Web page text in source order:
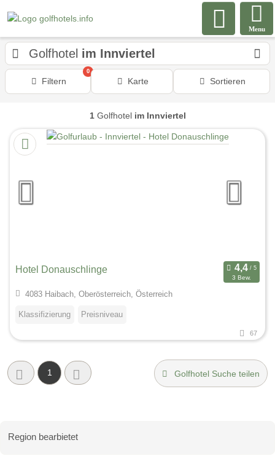
Menu
Golfhotel im Innviertel
Filtern
0
Karte Sortieren
1Golfhotel im Innviertel
Hotel Donauschlinge
3 Bew.
4083 Haibach, Oberösterreich, Österreich
Klassifizierung Preisniveau
67
1 Golfhotel Suche teilen
Region bearbietet